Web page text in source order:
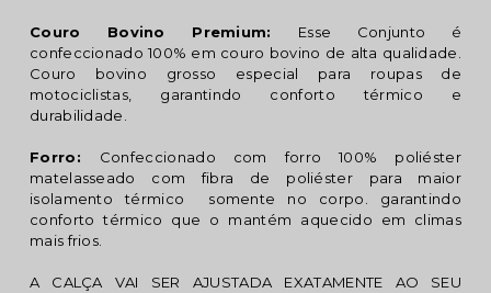
Couro Bovino Premium: Esse Conjunto é
confeccionado 100% em couro bovino de alta qualidade.
Couro bovino grosso especial para roupas de
motociclistas, garantindo conforto térmico e
durabilidade.
Forro: Confeccionado com forro 100% poliéster
matelasseado com fibra de poliéster para maior
isolamento térmico somente no corpo. garantindo
conforto térmico que o mantém aquecido em climas
mais frios.
A CALÇA VAI SER AJUSTADA EXATAMENTE AO SEU